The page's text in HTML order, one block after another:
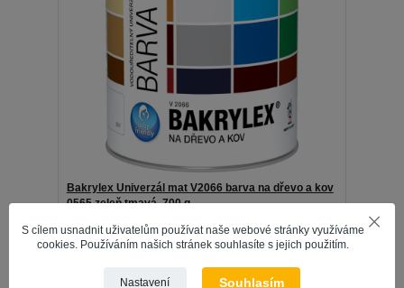
Bakrylex Univerzál mat V2066 barva na dřevo a kov
0565 zeleň tmavá, 700 g
229 Kč/ks
189 Kčbez DPH
Přidat do košíku
S cílem usnadnit uživatelům používat naše webové stránky využíváme
cookies. Používáním našich stránek souhlasíte s jejich použitím.
Nastavení Souhlasím